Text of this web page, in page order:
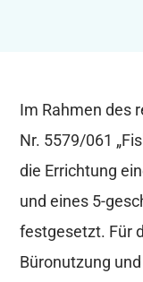
Im Rahmen des
Nr. 5579/061
die Errichtung
und eines 5-
festgesetzt. Für
Büronutzung